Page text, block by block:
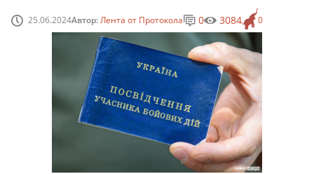
25.06.2024Автор:Лента от Протокола 0
0 3084